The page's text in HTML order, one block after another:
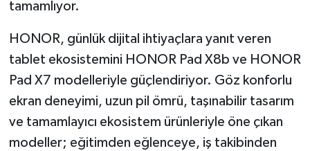
tamamlıyor.
HONOR, günlük dijital ihtiyaçlara yanıt veren
tablet ekosistemini HONOR Pad X8b ve HONOR
Pad X7 modelleriyle güçlendiriyor. Göz konforlu
ekran deneyimi, uzun pil ömrü, taşınabilir tasarım
ve tamamlayıcı ekosistem ürünleriyle öne çıkan
modeller; eğitimden eğlenceye, iş takibinden